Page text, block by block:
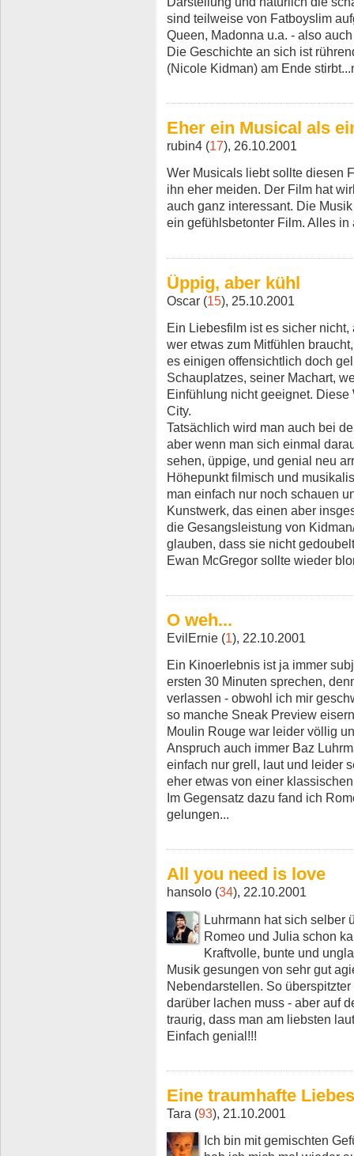
sind teilweise von Fatboyslim
Queen, Madonna u.a. - also
Die Geschichte an sich ist
(Nicole Kidman) am Ende
Eher ein Musical als
rubin4 (17), 26.10.2001
Wer Musicals liebt sollte diesen
ihn eher meiden. Der Film hat
auch ganz interessant. Die
ein gefühlsbetonter Film. Alles
Üppig, aber kühl
Oscar (15), 25.10.2001
Ein Liebesfilm ist es sicher
wer etwas zum Mitfühlen
es einigen offensichtlich doch
Schauplatzes, seiner Machart,
Einfühlung nicht geeignet.
City.
Tatsächlich wird man auch bei
aber wenn man sich einmal
sehen, üppige, und genial neu
Höhepunkt filmisch und
man einfach nur noch schauen
Kunstwerk, das einen aber
die Gesangsleistung von
glauben, dass sie nicht
Ewan McGregor sollte wieder
O weh...
EvilErnie (1), 22.10.2001
Ein Kinoerlebnis ist ja immer
ersten 30 Minuten sprechen,
verlassen - obwohl ich mir
so manche Sneak Preview
Moulin Rouge war leider völlig
Anspruch auch immer Baz
einfach nur grell, laut und leider
eher etwas von einer
Im Gegensatz dazu fand ich
gelungen...
All you need is love
hansolo (34), 22.10.2001
Luhrmann hat sich selber
Romeo und Julia schon
Kraftvolle, bunte und
Musik gesungen von sehr gut
Nebendarstellen. So
darüber lachen muss - aber auf
traurig, dass man am liebsten
Einfach genial!!!
Eine traumhafte
Tara (93), 21.10.2001
Ich bin mit gemischten